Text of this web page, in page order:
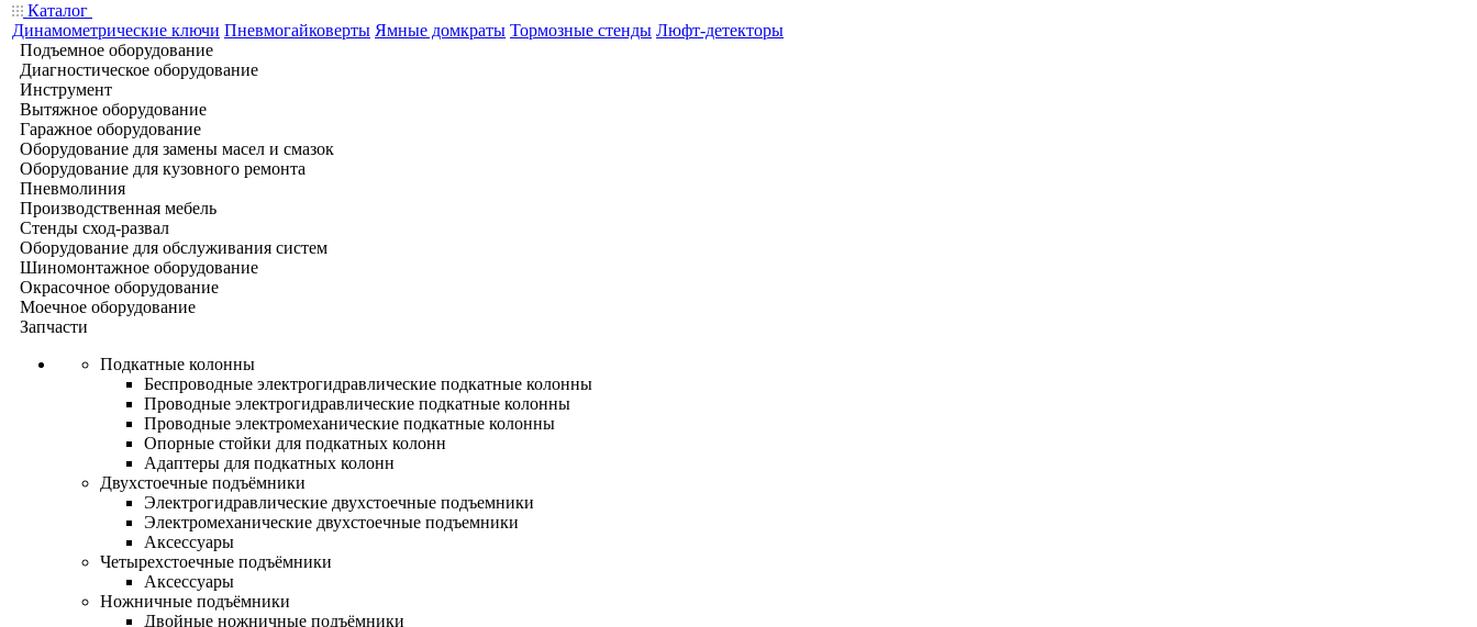
Каталог
Динамометрические ключи Пневмогайковерты Ямные домкраты Тормозные стенды Люфт-детекторы
Подъемное оборудование
Диагностическое оборудование
Инструмент
Вытяжное оборудование
Гаражное оборудование
Оборудование для замены масел и смазок
Оборудование для кузовного ремонта
Пневмолиния
Производственная мебель
Стенды сход-развал
Оборудование для обслуживания систем
Шиномонтажное оборудование
Окрасочное оборудование
Моечное оборудование
Запчасти
Подкатные колонны
Беспроводные электрогидравлические подкатные колонны
Проводные электрогидравлические подкатные колонны
Проводные электромеханические подкатные колонны
Опорные стойки для подкатных колонн
Адаптеры для подкатных колонн
Двухстоечные подъёмники
Электрогидравлические двухстоечные подъемники
Электромеханические двухстоечные подъемники
Аксессуары
Четырехстоечные подъёмники
Аксессуары
Ножничные подъёмники
Двойные ножничные подъёмники